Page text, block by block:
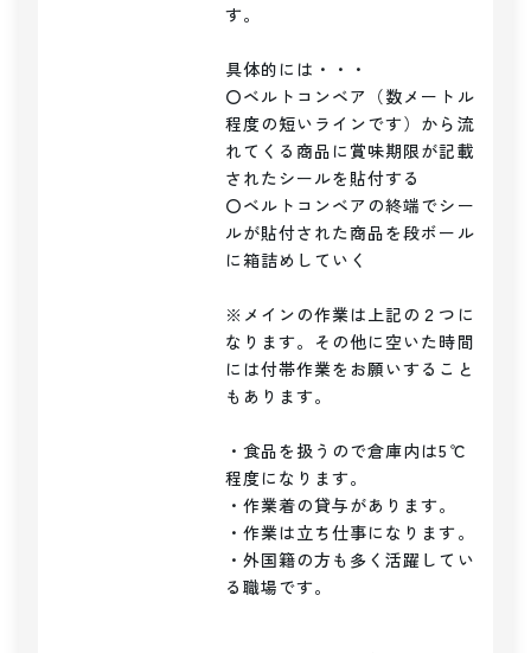
す。
具体的には・・・
〇ベルトコンベア（数メートル
程度の短いラインです）から流
れてくる商品に賞味期限が記載
されたシールを貼付する
〇ベルトコンベアの終端でシー
ルが貼付された商品を段ボール
に箱詰めしていく
※メインの作業は上記の２つに
なります。その他に空いた時間
には付帯作業をお願いすること
もあります。
・食品を扱うので倉庫内は5℃
程度になります。
・作業着の貸与があります。
・作業は立ち仕事になります。
・外国籍の方も多く活躍してい
る職場です。